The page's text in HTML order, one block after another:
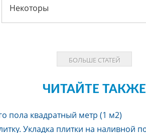
Некоторы
БОЛЬШЕ СТАТЕЙ
ЧИТАЙТЕ ТАКЖЕ
пола квадратный метр (1 м2)
Укладка плитки на наливной